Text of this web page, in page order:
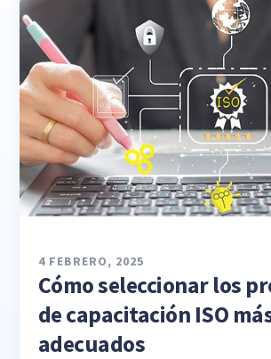
4 FEBRERO, 2025
Cómo seleccionar los
de capacitación ISO
adecuados